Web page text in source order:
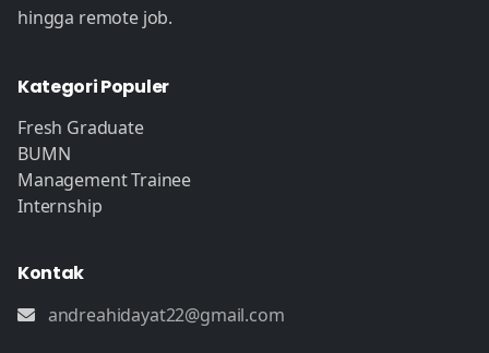
hingga remote job.
Kategori Populer
Fresh Graduate
BUMN
Management Trainee
Internship
Kontak
andreahidayat22@gmail.com